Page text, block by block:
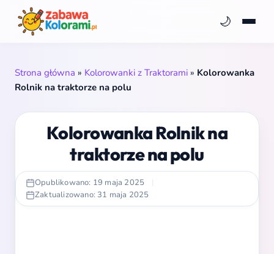
🌙
Strona główna » Kolorowanki z Traktorami » Kolorowanka
Rolnik na traktorze na polu
Kolorowanka Rolnik na
traktorze na polu
Opublikowano: 19 maja 2025
|
Zaktualizowano: 31 maja 2025